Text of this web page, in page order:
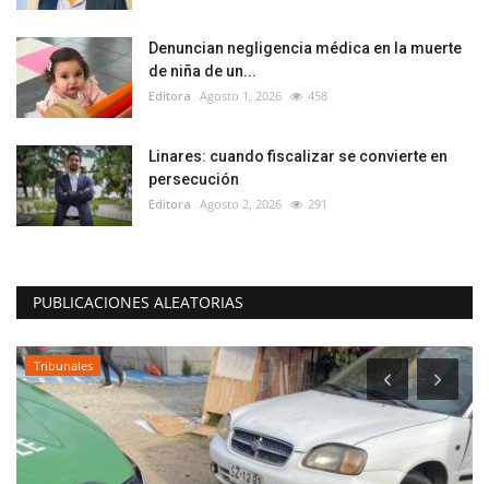
Denuncian negligencia médica en la muerte
de niña de un...
Editora Agosto 1, 2026 458
Linares: cuando fiscalizar se convierte en
persecución
Editora Agosto 2, 2026 291
PUBLICACIONES ALEATORIAS
Tribunales